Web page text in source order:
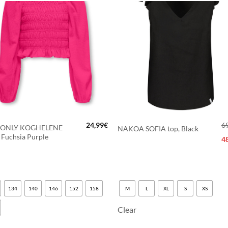
väärinkäytösten ehkäiseminen ja virheiden korjaaminen,
ja sisällön tekninen jakelu, Tallenna ja ilmaise
LISÄÄ
SUOSIKKEIHIN
KOGHELENE
Fuchsia Purple
24,99€
134 140 146 152 158
LISÄÄ
SUOSIKKEIHIN
NAKOA SOFIA top, Black
M L XL S XS
Clear